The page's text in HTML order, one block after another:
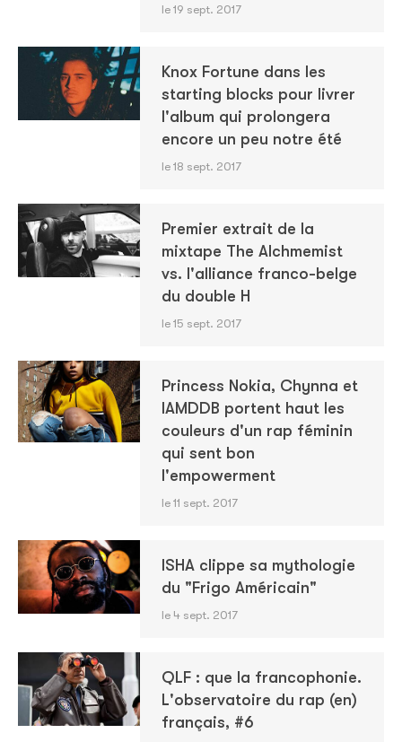
le 19 sept. 2017
Knox Fortune dans les
starting blocks pour livrer
l'album qui prolongera
encore un peu notre été
le 18 sept. 2017
Premier extrait de la
mixtape The Alchmemist
vs. l'alliance franco-belge
du double H
le 15 sept. 2017
Princess Nokia, Chynna et
IAMDDB portent haut les
couleurs d'un rap féminin
qui sent bon
l'empowerment
le 11 sept. 2017
ISHA clippe sa mythologie
du "Frigo Américain"
le 4 sept. 2017
QLF : que la francophonie.
L'observatoire du rap (en)
français, #6